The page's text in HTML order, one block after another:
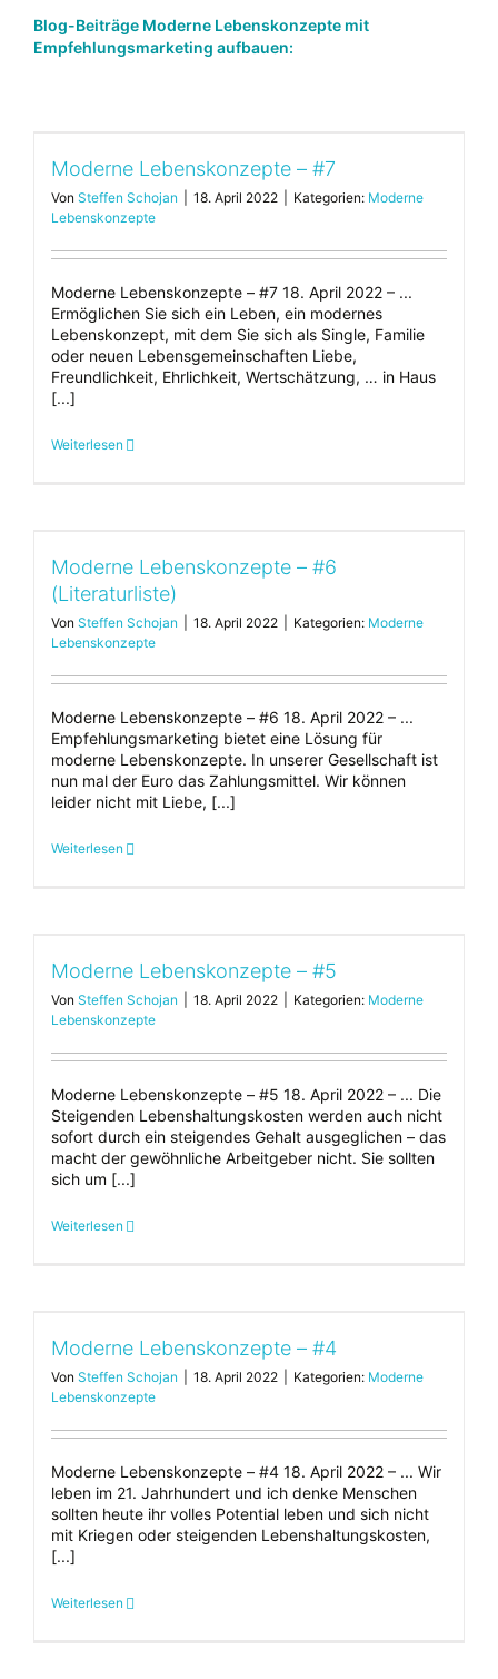
Blog-Beiträge Moderne Lebenskonzepte mit
Empfehlungsmarketing aufbauen:
Moderne Lebenskonzepte – #7
Von Steffen Schojan 18. April 2022 Kategorien: Moderne
Lebenskonzepte
Moderne Lebenskonzepte – #7 18. April 2022 – ...
Ermöglichen Sie sich ein Leben, ein modernes
Lebenskonzept, mit dem Sie sich als Single, Familie
oder neuen Lebensgemeinschaften Liebe,
Freundlichkeit, Ehrlichkeit, Wertschätzung, … in Haus
[...]
Weiterlesen
Moderne Lebenskonzepte – #6
(Literaturliste)
Von Steffen Schojan 18. April 2022 Kategorien: Moderne
Lebenskonzepte
Moderne Lebenskonzepte – #6 18. April 2022 – ...
Empfehlungsmarketing bietet eine Lösung für
moderne Lebenskonzepte. In unserer Gesellschaft ist
nun mal der Euro das Zahlungsmittel. Wir können
leider nicht mit Liebe, [...]
Weiterlesen
Moderne Lebenskonzepte – #5
Von Steffen Schojan 18. April 2022 Kategorien: Moderne
Lebenskonzepte
Moderne Lebenskonzepte – #5 18. April 2022 – ... Die
Steigenden Lebenshaltungskosten werden auch nicht
sofort durch ein steigendes Gehalt ausgeglichen – das
macht der gewöhnliche Arbeitgeber nicht. Sie sollten
sich um [...]
Weiterlesen
Moderne Lebenskonzepte – #4
Von Steffen Schojan 18. April 2022 Kategorien: Moderne
Lebenskonzepte
Moderne Lebenskonzepte – #4 18. April 2022 – ... Wir
leben im 21. Jahrhundert und ich denke Menschen
sollten heute ihr volles Potential leben und sich nicht
mit Kriegen oder steigenden Lebenshaltungskosten,
[...]
Weiterlesen